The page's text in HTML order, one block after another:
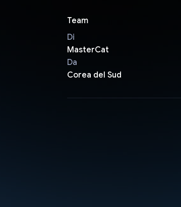
Team
Di
MasterCat
Da
Corea del Sud